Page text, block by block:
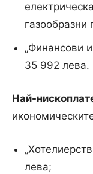
газообразни
„Финансови
35 992 лева.
Най-
лева;